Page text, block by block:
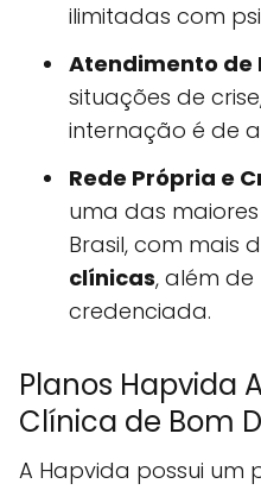
ilimitadas com
Atendimento de
situações de
internação é de
Rede Própria e
uma das
Brasil, com mais
clínicas, além
credenciada.
Planos Hapvida
Clínica de Bom
A Hapvida possui um